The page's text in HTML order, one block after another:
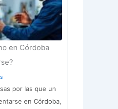
en Córdoba
por las que un
en Córdoba,